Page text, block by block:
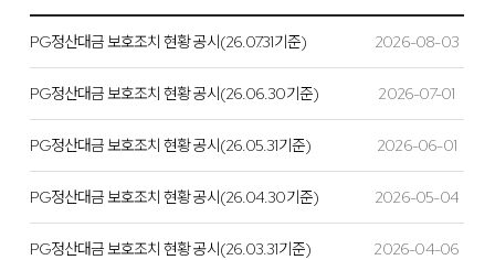
PG정산대금 보호조치 현황 공시(26.07.31기준) 2026-08-03
PG정산대금 보호조치 현황 공시(26.06.30기준) 2026-07-01
PG정산대금 보호조치 현황 공시(26.05.31기준) 2026-06-01
PG정산대금 보호조치 현황 공시(26.04.30기준) 2026-05-04
PG정산대금 보호조치 현황 공시(26.03.31기준) 2026-04-06